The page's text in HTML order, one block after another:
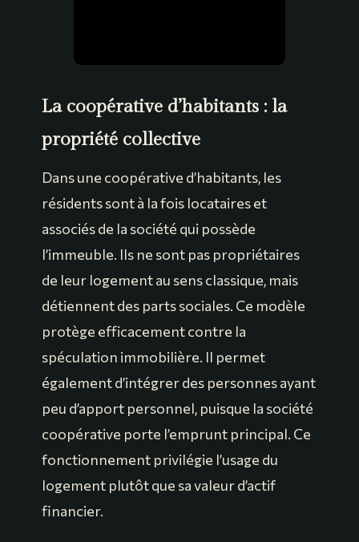
La coopérative d’habitants : la
propriété collective
Dans une coopérative d’habitants, les
résidents sont à la fois locataires et
associés de la société qui possède
l’immeuble. Ils ne sont pas propriétaires
de leur logement au sens classique, mais
détiennent des parts sociales. Ce modèle
protège efficacement contre la
spéculation immobilière. Il permet
également d’intégrer des personnes ayant
peu d’apport personnel, puisque la société
coopérative porte l’emprunt principal. Ce
fonctionnement privilégie l’usage du
logement plutôt que sa valeur d’actif
financier.